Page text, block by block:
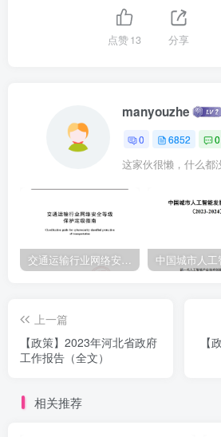
家和省科技重大专项38个、攻克关键核心技
团队218个。25项科研成果获国家科学技术
明显。办事方便、法治良好、成本竞争力强
设深入人心。“放管服”改革持续推进，全省
理时间缩减80%。以数字政府建设促进服务
服务平台加快完善，198项政务服务事项实
实办率超过75%，企业和群众获得感不断
监管。实施惩戒严重失信行为规定，重拳
大连营商环境建设多项指标挺进全国前列
深度融入共建“一带一路”，承办第五次中国
议，成功举办2021辽宁国际投资贸易洽谈
验区，跨境电商综合试验区进出口业务稳
长27.1%。
点赞13 分享
manyouzhe
0 6852 0
这家伙很懒，什么都
上一篇
【政策】2023年河北省政府
工作报告（全文）
【
相关推荐